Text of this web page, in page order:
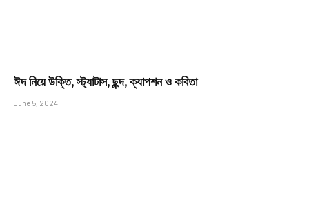
ঈদ নিয়ে উক্তি, স্ট্যাটাস, ছন্দ, ক্যাপশন ও কবিতা
June 5, 2024